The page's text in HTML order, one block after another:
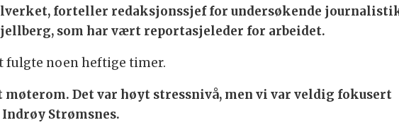
forteller redaksjonssjef for undersøkende
som har vært reportasjeleder for arbeidet.
fulgte noen heftige timer.
møterom. Det var høyt stressnivå, men vi var veldig fokusert
Strømsnes.